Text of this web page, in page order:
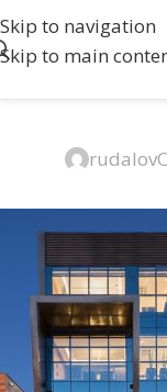
Skip to navigation
Skip to main
rudalov